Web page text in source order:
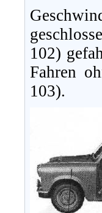
102)
Fahren
103).